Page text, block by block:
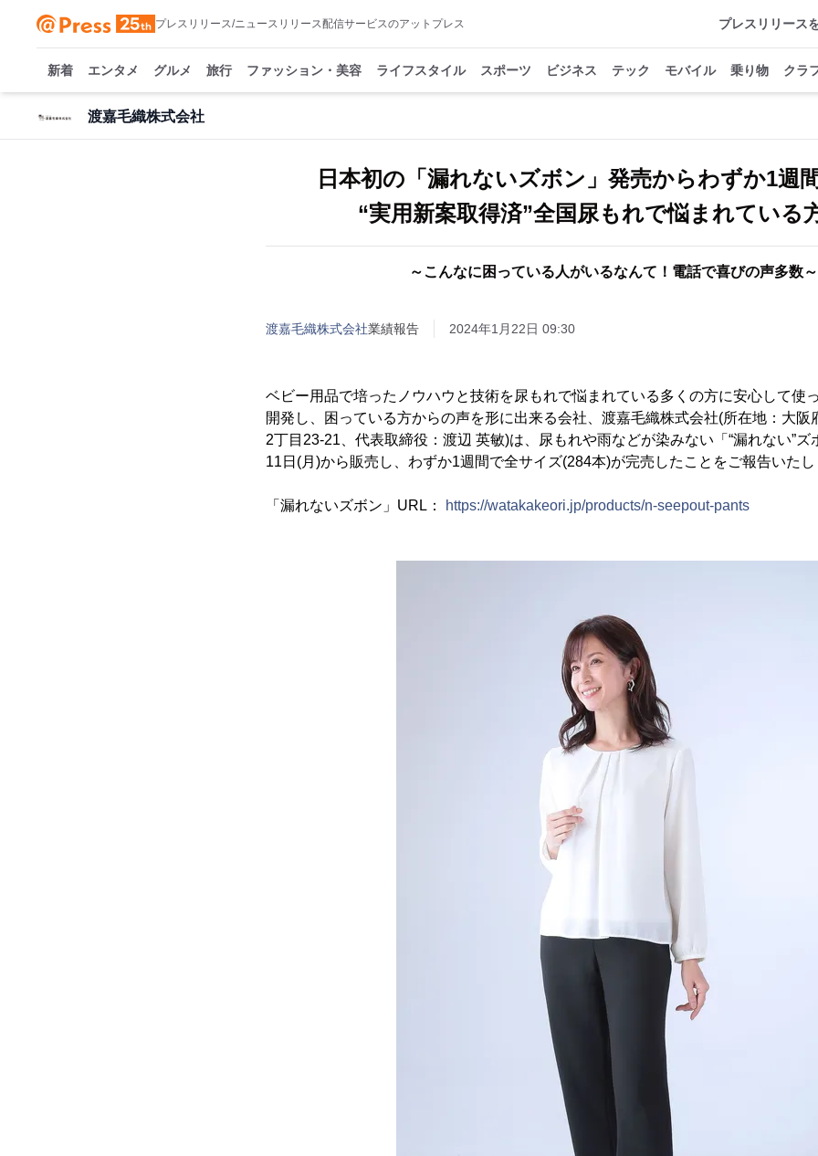
プレスリリース/ニュースリリース配信サービスのアットプレス プレスリリース
新着 エンタメ グルメ 旅行 ファッション・美容 ライフスタイル スポーツ ビジネス テック モバイル 乗り物 クラ
渡嘉毛織株式会社
日本初の「漏れないズボン」発売からわずか1週
“実用新案取得済”全国尿もれで悩まれている
～こんなに困っている人がいるなんて！電話で喜びの声多数～
渡嘉毛織株式会社業績報告 2024年1月22日 09:30
ベビー用品で培ったノウハウと技術を尿もれで悩まれている多くの方に安心して使
開発し、困っている方からの声を形に出来る会社、渡嘉毛織株式会社(所在地：大阪
2丁目23-21、代表取締役：渡辺 英敏)は、尿もれや雨などが染みない「“漏れない”ズ
11日(月)から販売し、わずか1週間で全サイズ(284本)が完売したことをご報告いたし
「漏れないズボン」URL： https://watakakeori.jp/products/n-seepout-pants